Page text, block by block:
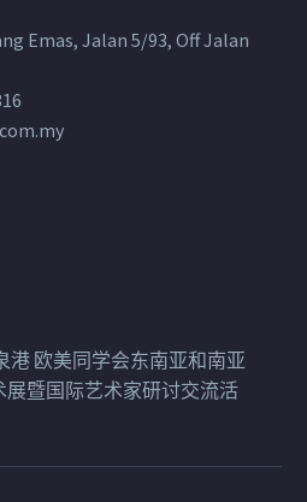
Emas, Jalan 5/93, Off Jalan
港 欧美同学会东南亚和南亚
展暨国际艺术家研讨交流活